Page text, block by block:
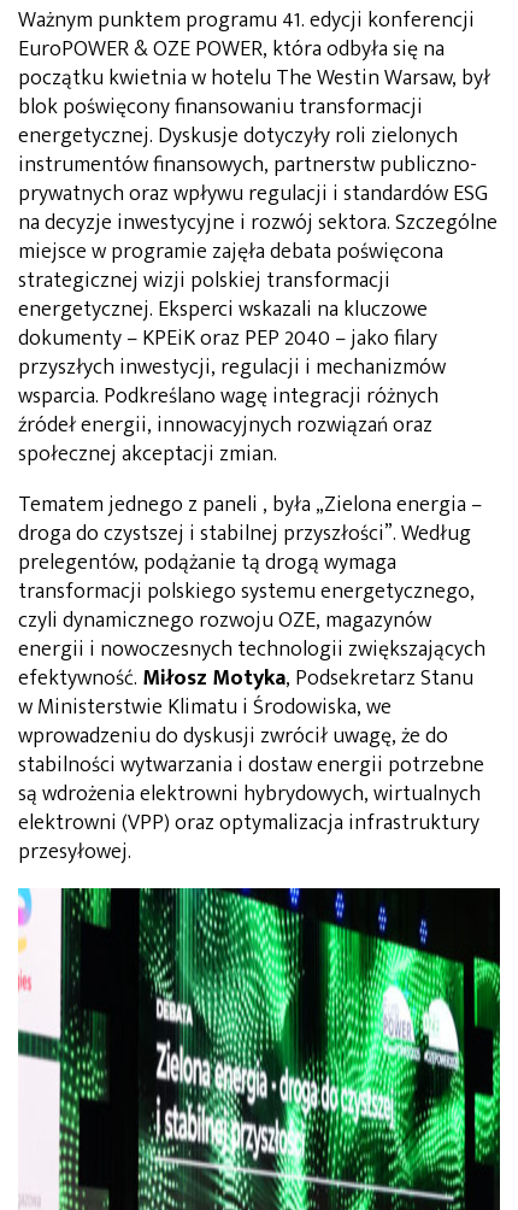
Ważnym punktem programu 41. edycji konferencji
EuroPOWER & OZE POWER, która odbyła się na
początku kwietnia w hotelu The Westin Warsaw, był
blok poświęcony finansowaniu transformacji
energetycznej. Dyskusje dotyczyły roli zielonych
instrumentów finansowych, partnerstw publiczno-
prywatnych oraz wpływu regulacji i standardów ESG
na decyzje inwestycyjne i rozwój sektora. Szczególne
miejsce w programie zajęła debata poświęcona
strategicznej wizji polskiej transformacji
energetycznej. Eksperci wskazali na kluczowe
dokumenty – KPEiK oraz PEP 2040 – jako filary
przyszłych inwestycji, regulacji i mechanizmów
wsparcia. Podkreślano wagę integracji różnych
źródeł energii, innowacyjnych rozwiązań oraz
społecznej akceptacji zmian.
Tematem jednego z paneli , była „Zielona energia –
droga do czystszej i stabilnej przyszłości”. Według
prelegentów, podążanie tą drogą wymaga
transformacji polskiego systemu energetycznego,
czyli dynamicznego rozwoju OZE, magazynów
energii i nowoczesnych technologii zwiększających
efektywność. Miłosz Motyka, Podsekretarz Stanu
w Ministerstwie Klimatu i Środowiska, we
wprowadzeniu do dyskusji zwrócił uwagę, że do
stabilności wytwarzania i dostaw energii potrzebne
są wdrożenia elektrowni hybrydowych, wirtualnych
elektrowni (VPP) oraz optymalizacja infrastruktury
przesyłowej.